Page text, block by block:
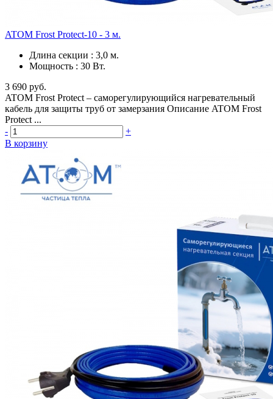
ATOM Frost Protect-10 - 3 м.
Длина секции : 3,0 м.
Мощность : 30 Вт.
3 690 руб.
ATOM Frost Protect – саморегулирующийся нагревательный
кабель для защиты труб от замерзания Описание ATOM Frost
Protect ...
-
+
В корзину